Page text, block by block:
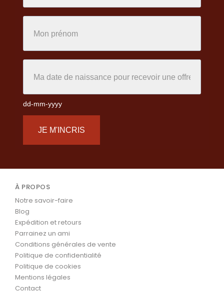
dd-mm-yyyy
JE M'INCRIS
À PROPOS
Notre savoir-faire
Blog
Expédition et retours
Parrainez un ami
Conditions générales de vente
Politique de confidentialité
Politique de cookies
Mentions légales
Contact